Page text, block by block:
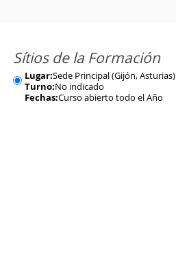
Sítios de la Formación
Lugar:Sede Principal (Gijón, Asturias)
Turno:No indicado
Fechas:Curso abierto todo el Año